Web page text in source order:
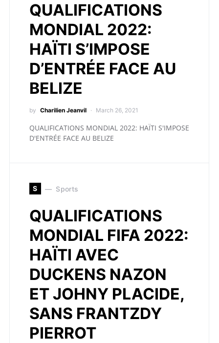
QUALIFICATIONS
MONDIAL 2022:
HAÏTI S’IMPOSE
D’ENTRÉE FACE AU
BELIZE
by Charilien Jeanvil March 26, 2021
QUALIFICATIONS MONDIAL 2022: HAÏTI S'IMPOSE
D'ENTRÉE FACE AU BELIZE
S Sports
QUALIFICATIONS
MONDIAL FIFA 2022:
HAÏTI AVEC
DUCKENS NAZON
ET JOHNY PLACIDE,
SANS FRANTZDY
PIERROT